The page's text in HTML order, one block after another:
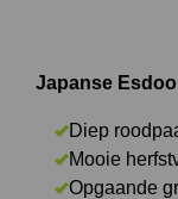
Japanse
Diep
Mooie
Opgaande